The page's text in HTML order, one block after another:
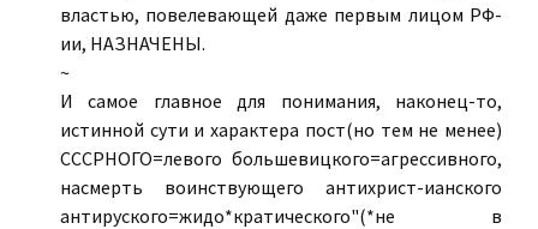
властью, повелевающей даже первым лицом РФ-
ии, НАЗНАЧЕНЫ.
~
И самое главное для понимания, наконец-то,
истинной сути и характера пост(но тем не менее)
СССРНОГО=левого большевицкого=агрессивного,
насмерть воинствующего антихрист-ианского
антируского=жидо*кратического"(*не в